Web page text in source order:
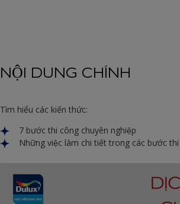
NỘI DUNG CHÍNH
Tìm hiểu các kiến thức:
7 bước thi công chuyên nghiệp
Những việc làm chi tiết trong các bước